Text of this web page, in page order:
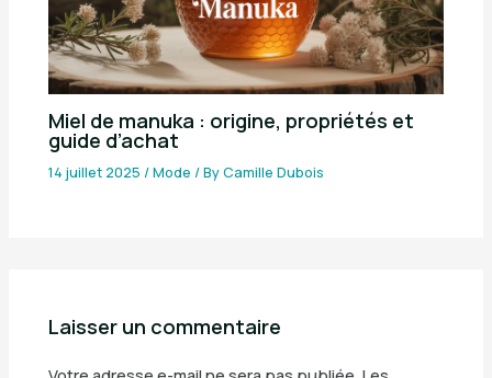
Miel de manuka : origine, propriétés et
guide d’achat
14 juillet 2025/Mode / ByCamille Dubois
Laisser un commentaire